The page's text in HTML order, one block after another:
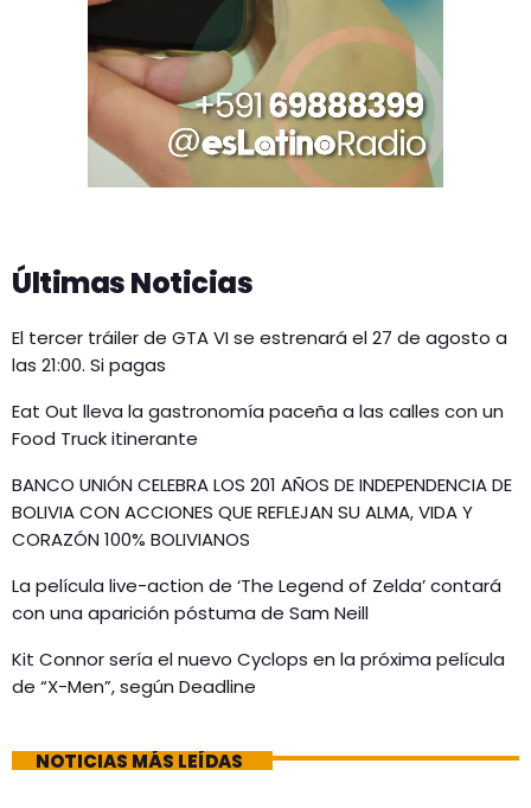
Últimas Noticias
El tercer tráiler de GTA VI se estrenará el 27 de agosto a
las 21:00. Si pagas
Eat Out lleva la gastronomía paceña a las calles con un
Food Truck itinerante
BANCO UNIÓN CELEBRA LOS 201 AÑOS DE INDEPENDENCIA DE
BOLIVIA CON ACCIONES QUE REFLEJAN SU ALMA, VIDA Y
CORAZÓN 100% BOLIVIANOS
La película live-action de ‘The Legend of Zelda’ contará
con una aparición póstuma de Sam Neill
Kit Connor sería el nuevo Cyclops en la próxima película
de “X-Men”, según Deadline
NOTICIAS MÁS LEÍDAS